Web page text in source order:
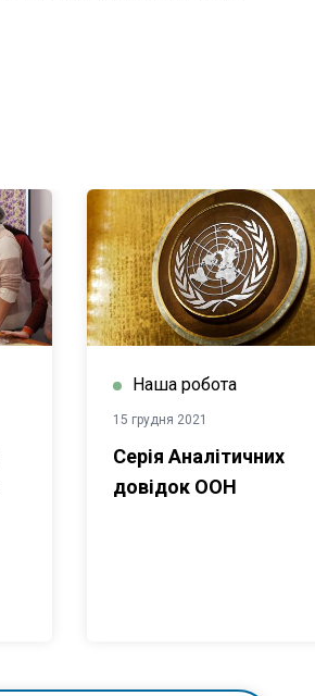
Наша робота
15 грудня 2021
Серія Аналітичних
довідок ООН